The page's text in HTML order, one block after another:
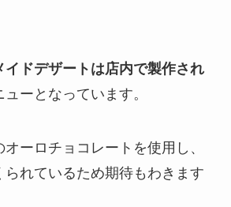
イドデザートは店内で製作され
ーとなっています。
ーロチョコレートを使用し、
られているため期待もわきます